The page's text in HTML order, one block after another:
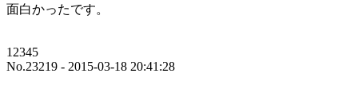
面白かったです。
12345
No.23219 - 2015-03-18 20:41:28